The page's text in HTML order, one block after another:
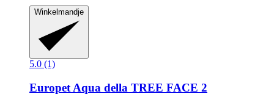
Winkelmandje
5.0 (1)
Europet Aqua della TREE FACE 2